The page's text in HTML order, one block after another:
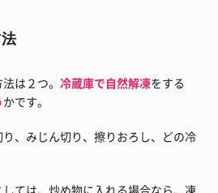
は２つ。 冷蔵庫で自然解凍をする
かです。
、みじん切り、擦りおろし、どの冷